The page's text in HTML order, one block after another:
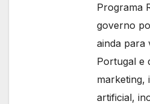
Programa
governo
ainda para
Portugal e
marketing,
artificial,